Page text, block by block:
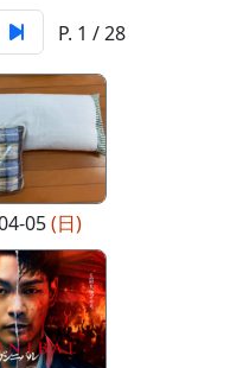
P. 1 / 28
05(日)